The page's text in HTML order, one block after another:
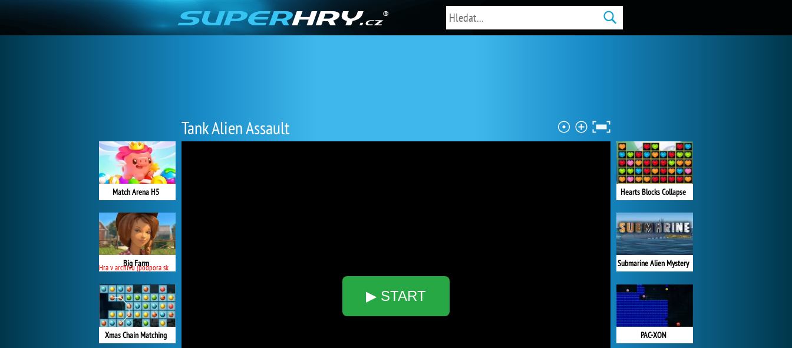
Tank Alien Assault
▶ START
Match Arena H5
Big Farm
Hra v archivu (podpora skončila)
Xmas Chain Matching
Hearts Blocks Collapse
Submarine Alien Mystery
PAC-XON